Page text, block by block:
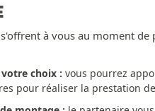
à vous au moment de
choix : vous pourrez
pour réaliser la prestation